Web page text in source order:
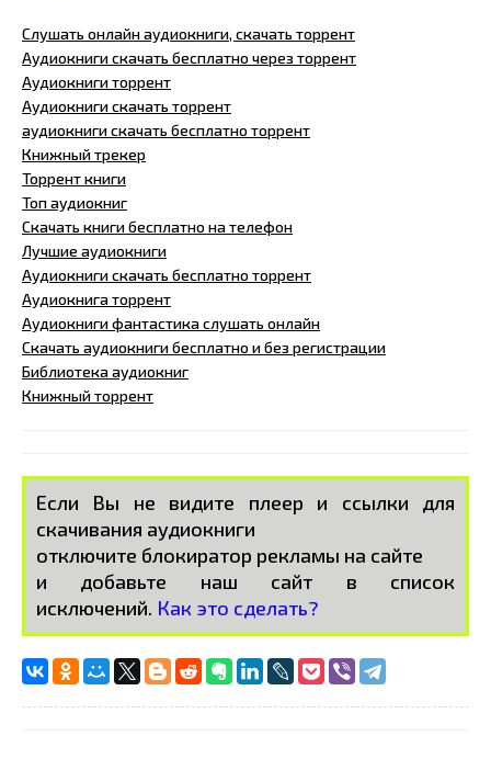
Слушать онлайн аудиокниги, скачать торрент
Аудиокниги скачать бесплатно через торрент
Аудиокниги торрент
Аудиокниги скачать торрент
аудиокниги скачать бесплатно торрент
Книжный трекер
Торрент книги
Топ аудиокниг
Скачать книги бесплатно на телефон
Лучшие аудиокниги
Аудиокниги скачать бесплатно торрент
Аудиокнига торрент
Аудиокниги фантастика слушать онлайн
Скачать аудиокниги бесплатно и без регистрации
Библиотека аудиокниг
Книжный торрент
Если Вы не видите плеер и ссылки для
скачивания аудиокниги
отключите блокиратор рекламы на сайте
и добавьте наш сайт в список
исключений. Как это сделать?